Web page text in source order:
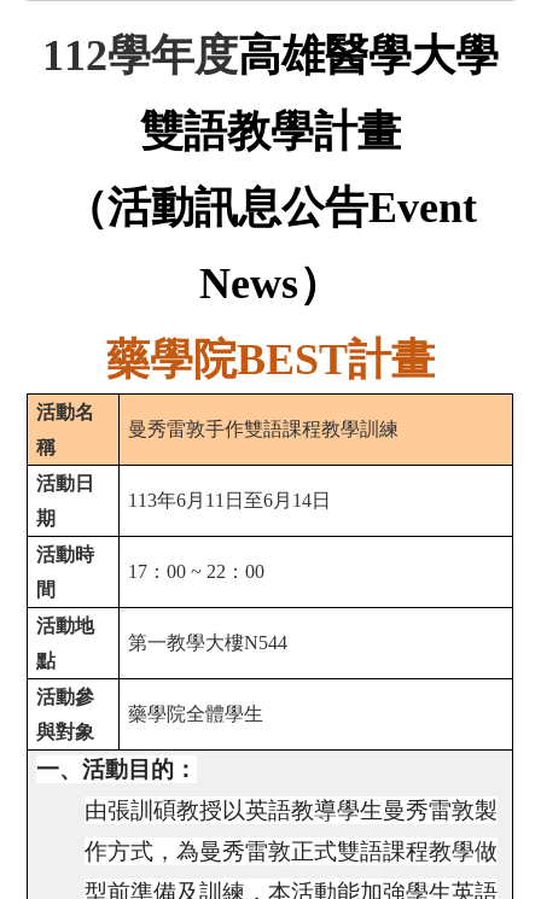
112學年度高雄醫學大學
雙語教學計畫
（活動訊息公告Event
News）
藥學院BEST計畫
活動名
稱
曼秀雷敦手作雙語課程教學訓練
活動日
期
113年6月 11 日至6月 14日
活動時
間
17 ：00 ~ 22 ：00
活動地
點
第一教學大樓N544
活動參
與對象
藥學院全體學生
一、活動目的：
由張訓碩教授以英語教導學生曼秀雷敦製
作方式，為曼秀雷敦正式雙語課程教學做
型前準備及訓練，本活動能加強學生英語